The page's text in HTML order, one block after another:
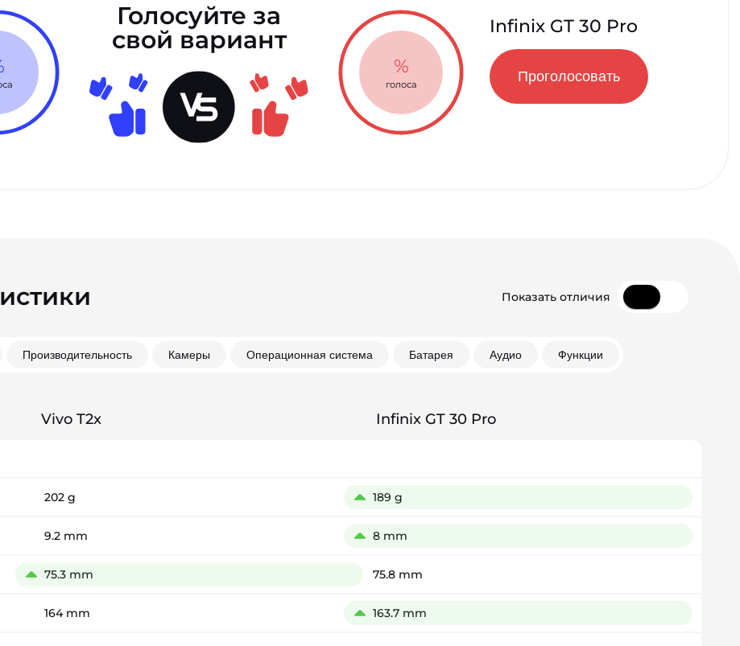
Голосуйте за
свой вариант
Infinix GT 30 Pro
Проголосовать
%
голоса
Показать отличия
Производительность Камеры Операционная система Батарея Аудио Функции
Vivo T2x Infinix GT 30 Pro
202 g 189 g
9.2 mm 8 mm
75.3 mm 75.8 mm
164 mm 163.7 mm